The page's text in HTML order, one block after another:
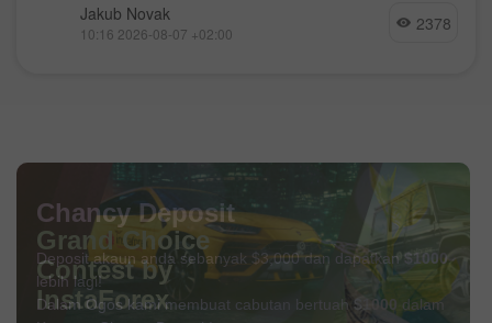
Jakub Novak
10:16 2026-08-07 +02:00 2378
Chancy Deposit
Deposit akaun anda sebanyak $3,000 dan dapatkan $1000
lebih lagi!
Dalam Ogos kami membuat cabutan bertuah $1000 dalam